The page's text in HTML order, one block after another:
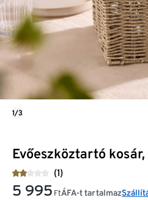
Evőeszköztartó
(1)
5 995 FtÁFA-t tartalmaz
1/3